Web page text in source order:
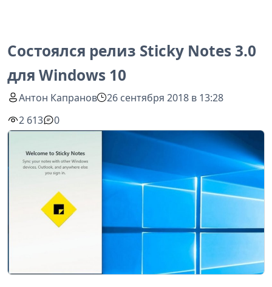
Состоялся релиз Sticky Notes 3.0
для Windows 10
Антон Капранов
26 сентября 2018 в 13:28
2 613
0